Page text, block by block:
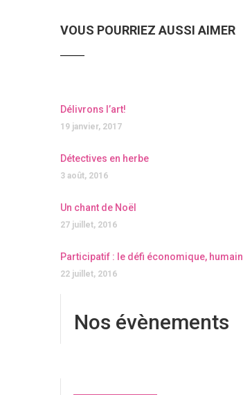
VOUS POURRIEZ AUSSI AIMER
Délivrons l’art!
19 janvier, 2017
Détectives en herbe
3 août, 2016
Un chant de Noël
27 juillet, 2016
22 juillet, 2016
Nos évènements